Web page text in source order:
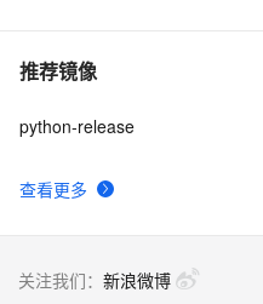
推荐镜像
查看更多
python-release
关注我们： 新浪微博